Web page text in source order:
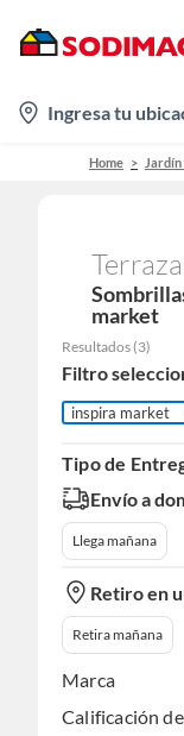
location-
icon
Ingresa tu
Home
Sombrillas para Terraza - inspira
market
Resultados (3)
Filtro
inspira market
Tipo de
Envío a
Llega mañana
Retiro en
Retira mañana
Marca
Calificación